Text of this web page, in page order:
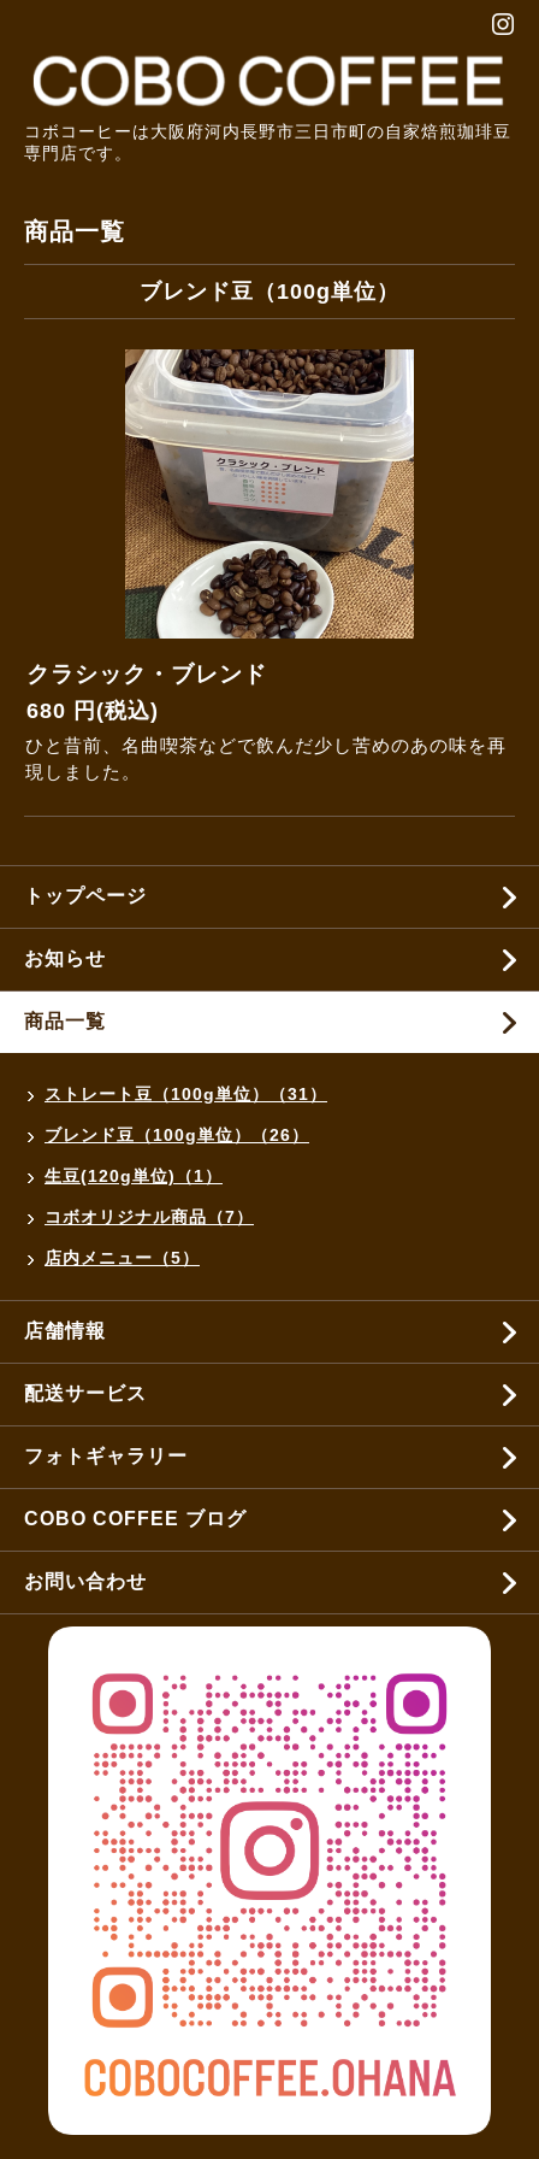
コボコーヒーは大阪府河内長野市三日市町の自家焙煎珈琲豆
専門店です。
商品一覧
ブレンド豆（100g単位）
クラシック・ブレンド
680 円(税込)
ひと昔前、名曲喫茶などで飲んだ少し苦めのあの味を再
現しました。
トップページ
お知らせ
商品一覧
ストレート豆（100g単位）（31）
ブレンド豆（100g単位）（26）
生豆(120g単位)（1）
コボオリジナル商品（7）
店内メニュー（5）
店舗情報
配送サービス
フォトギャラリー
COBO COFFEE ブログ
お問い合わせ